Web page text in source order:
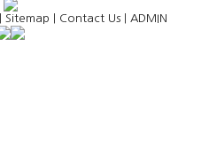
Sitemap Contact Us| ADMIN